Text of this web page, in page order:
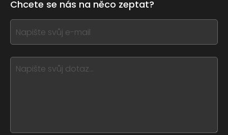
this
form
field
blank
Chcete se nás na něco zeptat?
If
you
this,
leave